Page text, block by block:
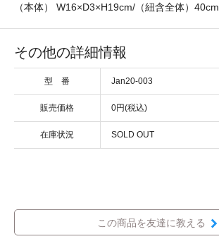
（本体） W16×D3×H19cm/（紐含全体）40cm
その他の詳細情報
型 番 Jan20-003
販売価格 0円(税込)
在庫状況 SOLD OUT
この商品を友達に教える